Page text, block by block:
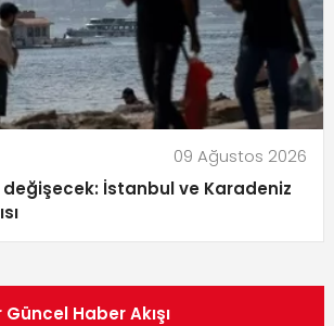
09 Ağustos 2026
İstanbul ve Karadeniz
Haber Akışı